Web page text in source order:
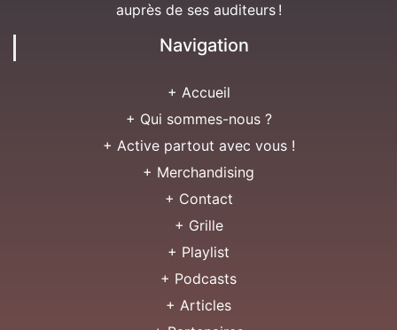
auprès de ses auditeurs !
Navigation
+ Accueil
+ Qui sommes-nous ?
+ Active partout avec vous !
+ Merchandising
+ Contact
+ Grille
+ Playlist
+ Podcasts
+ Articles